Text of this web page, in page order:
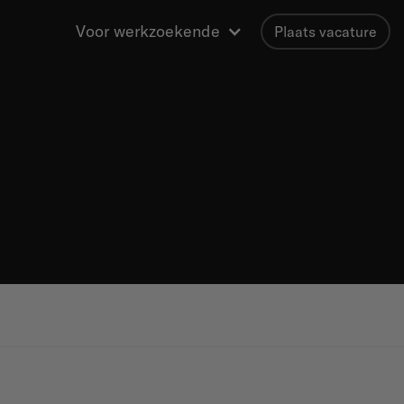
Voor werkzoekende Plaats vacature